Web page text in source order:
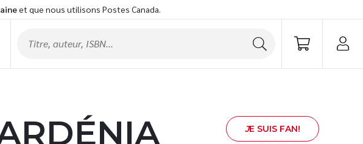
et que nous utilisons Postes Canada.
JE SUIS FAN!